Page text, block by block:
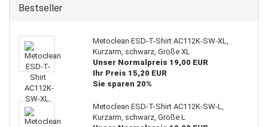
Bestseller
Metoclean ESD-T-Shirt AC112K-SW-XL,
Kurzarm, schwarz, Größe XL
Unser Normalpreis 19,00 EUR
Ihr Preis 15,20 EUR
Sie sparen 20%
Metoclean ESD-T-Shirt AC112K-SW-L,
Kurzarm, schwarz, Größe L